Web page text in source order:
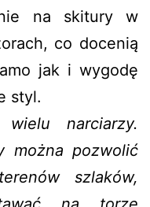
na skitury w
co docenią
jak i wygodę
styl.
narciarzy.
można pozwolić
szlaków,